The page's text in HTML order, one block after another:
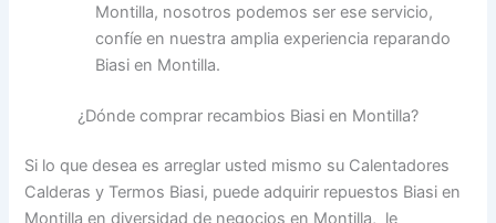
Montilla, nosotros podemos ser ese servicio,
confíe en nuestra amplia experiencia reparando
Biasi en Montilla.
¿Dónde comprar recambios Biasi en Montilla?
Si lo que desea es arreglar usted mismo su Calentadores
Calderas y Termos Biasi, puede adquirir repuestos Biasi en